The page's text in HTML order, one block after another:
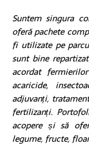
Suntem singura
oferă pachete
fi utilizate pe
sunt bine
acordat
acaricide,
adjuvanți,
fertilizanți.
acopere și să
legume, fructe,